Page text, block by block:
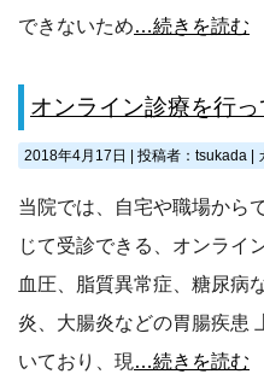
できないため…続きを読む
オンライン診療を行
2018年4月17日 投稿者：tsukada
当院では、自宅や職場から
じて受診できる、オンライ
血圧、脂質異常症、糖尿病
炎、大腸炎などの胃腸疾患
いており、現 …続きを読む